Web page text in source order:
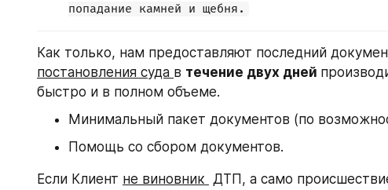
попадание камней и щебня.
постановления суда в течение двух дней
быстро и в полном объеме.
Минимальный пакет документов (по
Помощь со сбором документов.
Если Клиент не виновник ДТП, а само